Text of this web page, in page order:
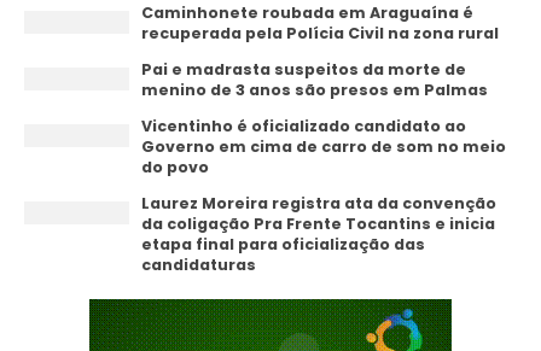
Caminhonete roubada em Araguaína é
recuperada pela Polícia Civil na zona rural
Pai e madrasta suspeitos da morte de
menino de 3 anos são presos em Palmas
Vicentinho é oficializado candidato ao
Governo em cima de carro de som no meio
do povo
Laurez Moreira registra ata da convenção
da coligação Pra Frente Tocantins e inicia
etapa final para oficialização das
candidaturas